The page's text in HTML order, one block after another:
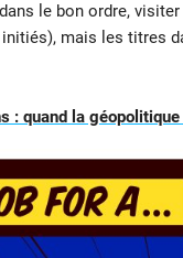
le bon ordre,
mais les titres
: quand la